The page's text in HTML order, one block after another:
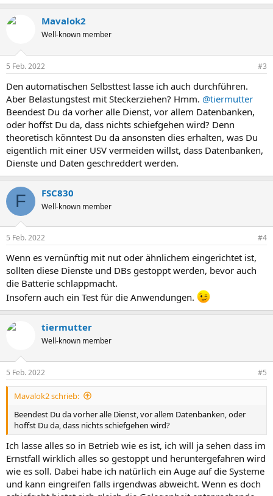
Mavalok2
Well-known member
5 Feb. 2022 #3
Den automatischen Selbsttest lasse ich auch durchführen.
Aber Belastungstest mit Steckerziehen? Hmm. @tiermutter
Beendest Du da vorher alle Dienst, vor allem Datenbanken,
oder hoffst Du da, dass nichts schiefgehen wird? Denn
theoretisch könntest Du da ansonsten dies erhalten, was Du
eigentlich mit einer USV vermeiden willst, dass Datenbanken,
Dienste und Daten geschreddert werden.
F FSC830
Well-known member
5 Feb. 2022 #4
Wenn es vernünftig mit nut oder ähnlichem eingerichtet ist,
sollten diese Dienste und DBs gestoppt werden, bevor auch
die Batterie schlappmacht.
Insofern auch ein Test für die Anwendungen.
tiermutter
Well-known member
5 Feb. 2022 #5
Mavalok2 schrieb:
Beendest Du da vorher alle Dienst, vor allem Datenbanken, oder
hoffst Du da, dass nichts schiefgehen wird?
Ich lasse alles so in Betrieb wie es ist, ich will ja sehen dass im
Ernstfall wirklich alles so gestoppt und heruntergefahren wird
wie es soll. Dabei habe ich natürlich ein Auge auf die Systeme
und kann eingreifen falls irgendwas abweicht. Wenn es doch